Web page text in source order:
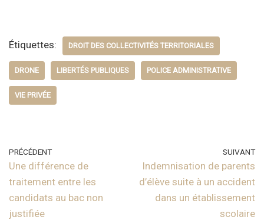
Étiquettes: DROIT DES COLLECTIVITÉS TERRITORIALES
DRONE LIBERTÉS PUBLIQUES POLICE ADMINISTRATIVE
VIE PRIVÉE
PRÉCÉDENT
Une différence de
traitement entre les
candidats au bac non
justifiée
SUIVANT
Indemnisation de parents
d’élève suite à un accident
dans un établissement
scolaire